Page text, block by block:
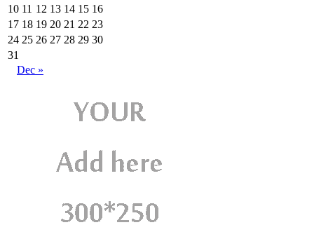
10 11 12 13 14 15 16
17 18 19 20 21 22 23
24 25 26 27 28 29 30
31
Dec »